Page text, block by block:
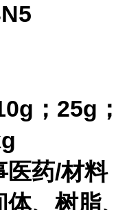
；25g；
医药/材料
、树脂、